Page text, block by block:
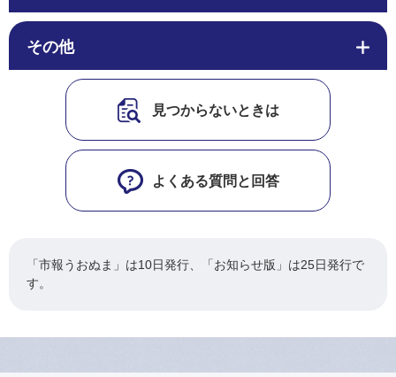
その他
見つからないときは
よくある質問と回答
「市報うおぬま」は10日発行、「お知らせ版」は25日発行で
す。